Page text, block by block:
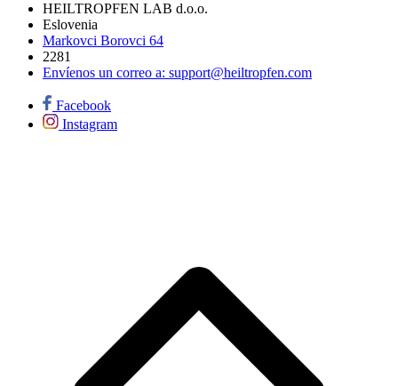
HEILTROPFEN LAB d.o.o.
Eslovenia
Markovci Borovci 64
2281
Envíenos un correo a: support@heiltropfen.com
Facebook
Instagram